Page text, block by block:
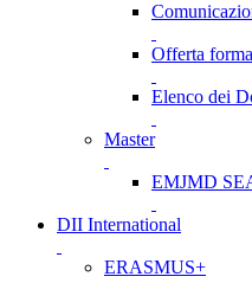
Offerta
Elenco dei
Master
EMJMD
DII International
ERASMUS+